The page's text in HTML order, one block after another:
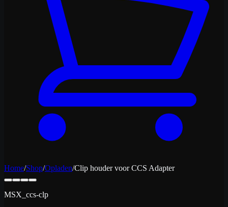
Home/Shop/Opladen/Clip houder voor CCS Adapter
MSX_ccs-clp